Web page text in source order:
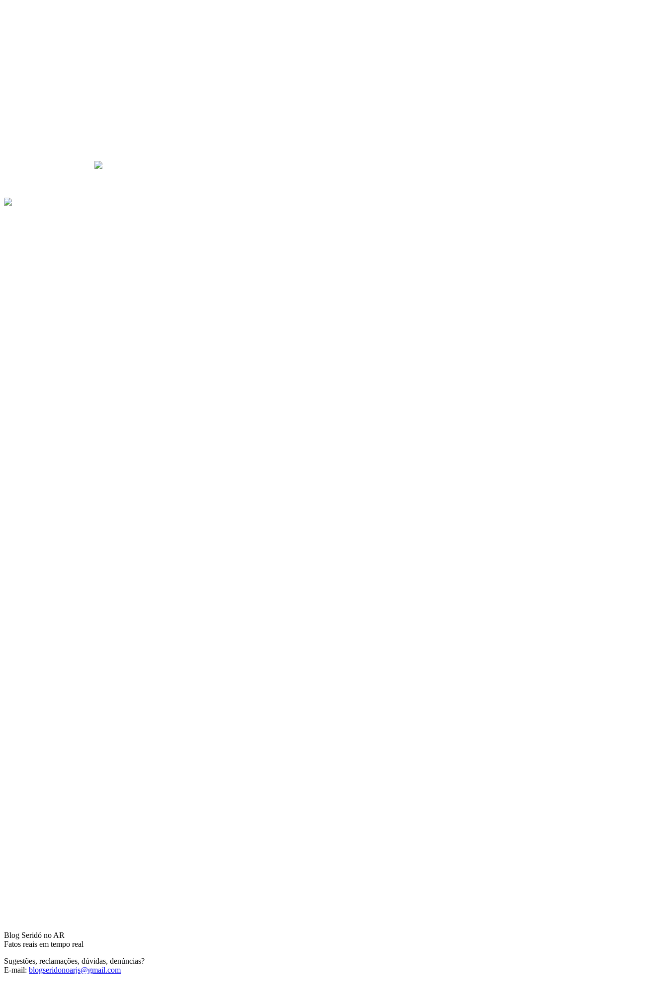
Blog Seridó no AR
Fatos reais em tempo real
Sugestões, reclamações, dúvidas, denúncias?
E-mail: blogseridonoarjs@gmail.com